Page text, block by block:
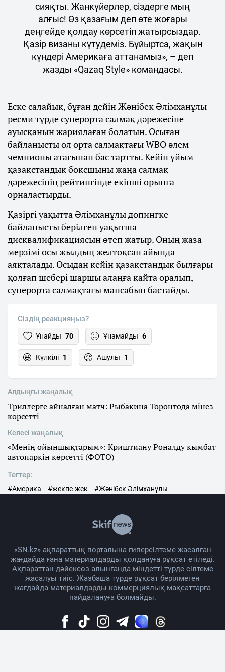
сияқты. Жанкүйерлер, сіздерге мың
алғыс! Өз қазағым деп өте жоғары
деңгейде қолдау көрсетіп жатырсыздар.
Қазір визаны күтудеміз. Бұйыртса, жақын
күндері Америкаға аттанамыз», – деп
жазды «Qazaq Style» командасы.
Еске салайық, бұған дейін Жәнібек Әлімханұлы
ресми түрде суперорта салмақ дәрежесіне
ауысқанын жариялаған болатын. Осыған
байланысты ол орта салмақтағы WBO әлем
чемпионы атағынан бас тартты. Кейін ұйым
қазақстандық боксшыны жаңа салмақ
дәрежесінің рейтингінде екінші орынға
орналастырды.
Қазіргі уақытта Әлімханұлы допингке
байланысты берілген уақытша
дисквалификациясын өтеп жатыр. Оның жаза
мерзімі осы жылдың желтоқсан айында
аяқталады. Осыдан кейін қазақстандық былғары
қолғап шебері шаршы алаңға қайта оралып,
суперорта салмақтағы мансабын бастайды.
Сіздің реакцияңыз?
Ұнайды 70 Ұнамайды 6
Күлкілі 1 Ашулы 1
Алдыңғы жаңалық
Триллерге айналған матч: Рыбакина Торонтода мінез
көрсетті
Келесі жаңалық
«Менің ойыншықтарым»: Криштиану Роналду қымбат
автопаркін көрсетті (ФОТО)
Тегтер:
#Америка #жекпе-жек #Жәнібек Әлімханұлы
«SN.kz» ақпараттық порталына гиперсілтеме жасалған
жағдайда ғана материалдарды қолдануға рұқсат етіледі.
Ақпараттан дәйексөз алынғанда міндетті түрде сілтеме
жасалуы тиіс. Жазбаша түрде рұқсат берілмеген
жағдайда материалдарды коммерциялық мақсаттарға
пайдалануға болмайды.